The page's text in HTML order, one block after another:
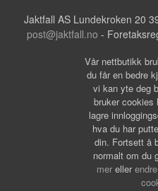
Jaktfall AS Lundekroken 20
post@jaktfall.no -
Vår nettbutikk
du får en bedre
vi kan yte deg
bruker cookies
lagre
hva du har
din. Fortsett å
normalt om du
mer eller